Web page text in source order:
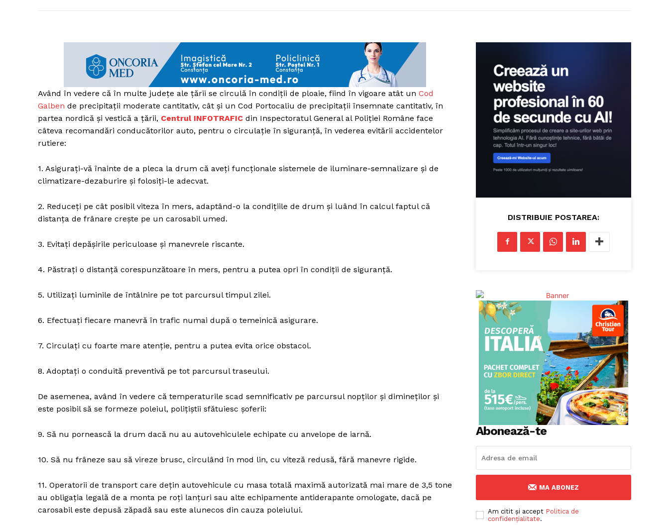
Având în vedere că în multe județe ale țării se circulă în condiții de ploaie, fiind în vigoare atât un Cod
Galben de precipitații moderate cantitativ, cât și un Cod Portocaliu de precipitații însemnate cantitativ, în
partea nordică și vestică a țării, Centrul INFOTRAFIC din Inspectoratul General al Poliției Române face
câteva recomandări conducătorilor auto, pentru o circulație în siguranță, în vederea evitării accidentelor
rutiere:
1. Asigurați-vă înainte de a pleca la drum că aveţi funcţionale sistemele de iluminare-semnalizare şi de
climatizare-dezaburire şi folosiţi-le adecvat.
2. Reduceți pe cât posibil viteza în mers, adaptând-o la condițiile de drum și luând în calcul faptul că
distanța de frânare crește pe un carosabil umed.
3. Evitați depășirile periculoase și manevrele riscante.
4. Păstrați o distanță corespunzătoare în mers, pentru a putea opri în condiții de siguranță.
5. Utilizați luminile de întâlnire pe tot parcursul timpul zilei.
6. Efectuați fiecare manevră în trafic numai după o temeinică asigurare.
7. Circulați cu foarte mare atenţie, pentru a putea evita orice obstacol.
8. Adoptați o conduită preventivă pe tot parcursul traseului.
De asemenea, având în vedere că temperaturile scad semnificativ pe parcursul nopților și dimineților și
este posibil să se formeze poleiul, polițiștii sfătuiesc șoferii:
9. Să nu pornească la drum dacă nu au autovehiculele echipate cu anvelope de iarnă.
10. Să nu frâneze sau să vireze brusc, circulând în mod lin, cu viteză redusă, fără manevre rigide.
11. Operatorii de transport care dețin autovehicule cu masa totală maximă autorizată mai mare de 3,5 tone
au obligația legală de a monta pe roți lanțuri sau alte echipamente antiderapante omologate, dacă pe
carosabil este depusă zăpadă sau este alunecos din cauza poleiului.
DISTRIBUIE POSTAREA:
Abonează-te
MA ABONEZ
Am citit și accept Politica de
confidențialitate.